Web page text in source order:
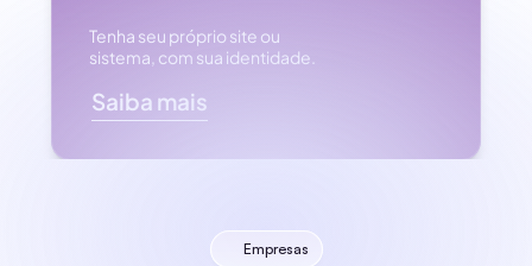
Tenha seu próprio site ou
sistema, com sua identidade.
Saiba mais
Empresas